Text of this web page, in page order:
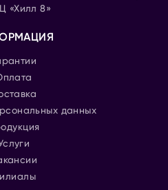
«Хилл 8»
данных